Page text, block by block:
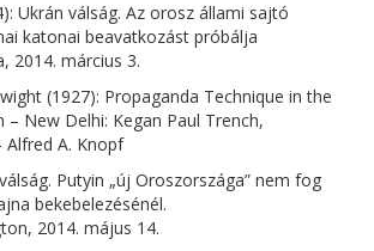
Ukrán válság. Az orosz állami sajtó
katonai beavatkozást próbálja
2014. március 3.
(1927): Propaganda Technique in the
– New Delhi: Kegan Paul Trench,
Alfred A. Knopf
Putyin „új Oroszországa” nem fog
bekebelezésénél.
2014. május 14.